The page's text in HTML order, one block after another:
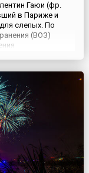
Гаюи (фр.
в Париже и
слепых. По
(ВОЗ)